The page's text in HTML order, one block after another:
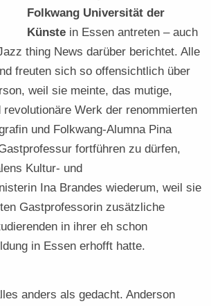
Folkwang Universität der
Künste in Essen antreten – auch
thing News darüber berichtet. Alle
freuten sich so offensichtlich über
weil sie meinte, das mutige,
revolutionäre Werk der renommierten
und Folkwang-Alumna Pina
fortführen zu dürfen,
Kultur- und
Ina Brandes wiederum, weil sie
Gastprofessorin zusätzliche
in ihrer eh schon
in Essen erhofft hatte.
anders als gedacht. Anderson